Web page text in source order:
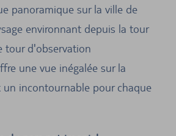
panoramique sur la ville de
environnant depuis la tour
tour d'observation
une vue inégalée sur la
incontournable pour chaque